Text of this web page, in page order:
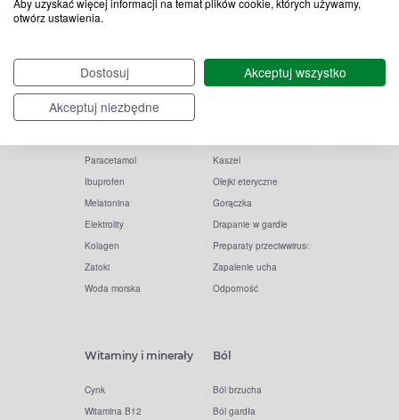
Aby uzyskać więcej informacji na temat plików cookie, których używamy,
otwórz ustawienia.
Dostosuj
Akceptuj wszystko
Akceptuj niezbędne
Witamina D
Witamina C
Krople do oczu
Paracetamol
Ibuprofen
Melatonina
Elektrolity
Kolagen
Zatoki
Woda morska
Termometry
Kaszel
Olejki eteryczne
Gorączka
Drapanie w gardle
Preparaty przeciwwirusowe
Zapalenie ucha
Odporność
Witaminy i minerały
Cynk
Witamina B12
Ból
Ból brzucha
Ból gardła